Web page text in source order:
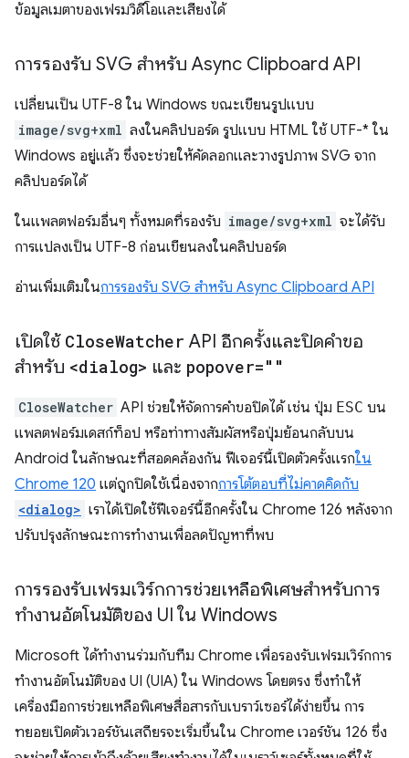
ข้อมูลเมตาของเฟรมวิดีโอและเสียงได้
การรองรับ SVG สําหรับ Async Clipboard API
เปลี่ยนเป็น UTF-8 ใน Windows ขณะเขียนรูปแบบ
image/svg+xml ลงในคลิปบอร์ด รูปแบบ HTML ใช้ UTF-* ใน
Windows อยู่แล้ว ซึ่งจะช่วยให้คัดลอกและวางรูปภาพ SVG จาก
คลิปบอร์ดได้
ในแพลตฟอร์มอื่นๆ ทั้งหมดที่รองรับ image/svg+xml จะได้รับ
การแปลงเป็น UTF-8 ก่อนเขียนลงในคลิปบอร์ด
อ่านเพิ่มเติมในการรองรับ SVG สําหรับ Async Clipboard API
เปิดใช้ CloseWatcher API อีกครั้งและปิดคำขอ
สำหรับ <dialog> และ popover=""
CloseWatcher API ช่วยให้จัดการคำขอปิดได้ เช่น ปุ่ม ESC บน
แพลตฟอร์มเดสก์ท็อป หรือท่าทางสัมผัสหรือปุ่มย้อนกลับบน
Android ในลักษณะที่สอดคล้องกัน ฟีเจอร์นี้เปิดตัวครั้งแรกใน
Chrome 120 แต่ถูกปิดใช้เนื่องจากการโต้ตอบที่ไม่คาดคิดกับ
<dialog> เราได้เปิดใช้ฟีเจอร์นี้อีกครั้งใน Chrome 126 หลังจาก
ปรับปรุงลักษณะการทำงานเพื่อลดปัญหาที่พบ
การรองรับเฟรมเวิร์กการช่วยเหลือพิเศษสำหรับการ
ทำงานอัตโนมัติของ UI ใน Windows
Microsoft ได้ทำงานร่วมกับทีม Chrome เพื่อรองรับเฟรมเวิร์กการ
ทำงานอัตโนมัติของ UI (UIA) ใน Windows โดยตรง ซึ่งทำให้
เครื่องมือการช่วยเหลือพิเศษสื่อสารกับเบราว์เซอร์ได้ง่ายขึ้น การ
ทยอยเปิดตัวเวอร์ชันเสถียรจะเริ่มขึ้นใน Chrome เวอร์ชัน 126 ซึ่ง